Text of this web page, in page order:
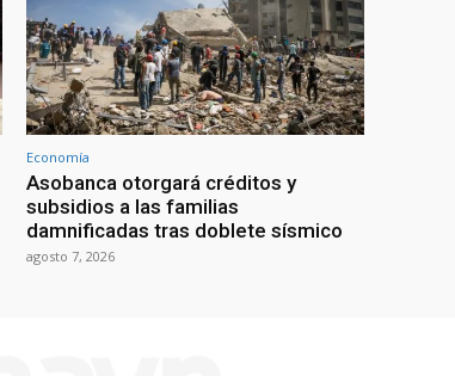
Economía
Asobanca otorgará créditos y
subsidios a las familias
damnificadas tras doblete sísmico
agosto 7, 2026